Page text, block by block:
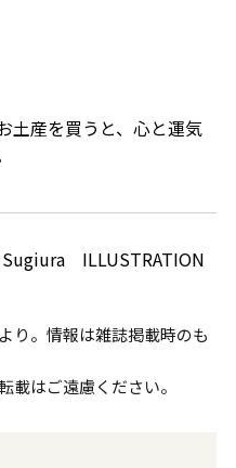
土産を買うと、心と運気
Sugiura ILLUSTRATION
り。情報は雑誌掲載時のも
はご遠慮ください。